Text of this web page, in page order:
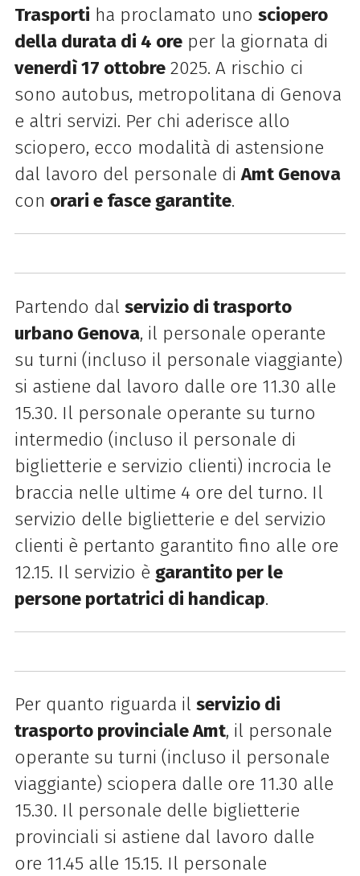
Trasporti ha proclamato uno sciopero
della durata di 4 oreper la giornata di
venerdì 17 ottobre2025. A rischio ci
sono autobus, metropolitana di Genova
e altri servizi. Per chi aderisce allo
sciopero, ecco modalità di astensione
dal lavoro del personale diAmt Genova
con orari e fasce garantite.
Partendo dal servizio di trasporto
urbano Genova, il personale operante
su turni (incluso il personale viaggiante)
si astiene dal lavoro dalle ore 11.30 alle
15.30. Il personale operante su turno
intermedio (incluso il personale di
biglietterie e servizio clienti) incrocia le
braccia nelle ultime 4 ore del turno. Il
servizio delle biglietterie e del servizio
clienti è pertanto garantito fino alle ore
12.15. Il servizio è garantito per le
persone portatrici di handicap.
Per quanto riguarda il servizio di
trasporto provinciale Amt, il personale
operante su turni (incluso il personale
viaggiante) sciopera dalle ore 11.30 alle
15.30. Il personale delle biglietterie
provinciali si astiene dal lavoro dalle
ore 11.45 alle 15.15. Il personale